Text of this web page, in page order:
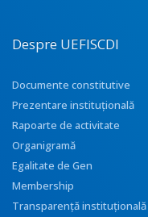
Despre UEFISCDI
Documente constitutive
Prezentare instituţională
Rapoarte de activitate
Organigramă
Egalitate de Gen
Membership
Transparenţă instituţională